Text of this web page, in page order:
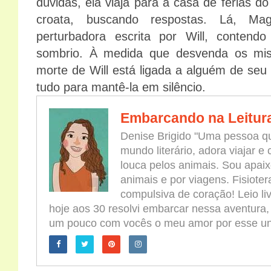
croata, buscando respostas. Lá,
perturbadora escrita por Will,
sombrio. À medida que desvenda os
morte de Will está ligada a alguém de
tudo para mantê-la em silêncio.
Embarcando na
Denise Brigido "Uma pessoa
mundo literário, adora viajar e
louca pelos animais. Sou
animais e por viagens.
compulsiva de coração! Leio
hoje aos 30 resolvi embarcar nessa
um pouco com vocês o meu amor por esse